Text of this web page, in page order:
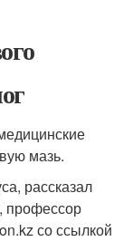
мазь.
рассказал
профессор
со ссылкой